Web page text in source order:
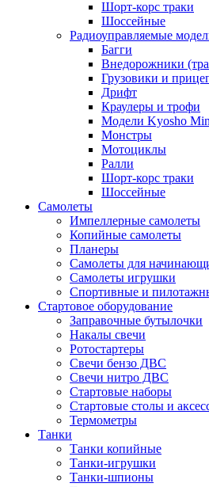
Шорт-корс траки
Шоссейные
Радиоуправляемые
Багги
Внедорожники
Грузовики и
Дрифт
Краулеры и трофи
Модели Kyosho
Монстры
Мотоциклы
Ралли
Шорт-корс траки
Шоссейные
Самолеты
Импеллерные самолеты
Копийные самолеты
Планеры
Самолеты для
Самолеты игрушки
Спортивные и
Стартовое оборудование
Заправочные бутылочки
Накалы свечи
Ротостартеры
Свечи бензо ДВС
Свечи нитро ДВС
Стартовые наборы
Стартовые столы и
Термометры
Танки
Танки копийные
Танки-игрушки
Танки-шпионы